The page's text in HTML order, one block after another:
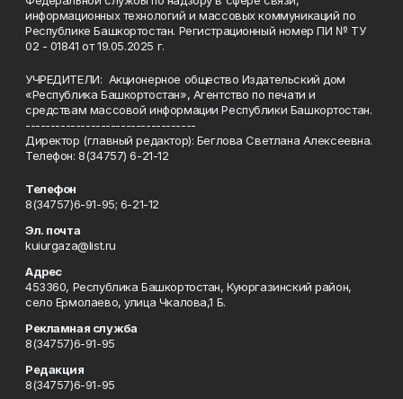
информационных технологий и массовых коммуникаций по
Республике Башкортостан. Регистрационный номер ПИ № ТУ
02 - 01841 от 19.05.2025 г.
УЧРЕДИТЕЛИ: Акционерное общество Издательский дом
«Республика Башкортостан», Агентство по печати и
средствам массовой информации Республики Башкортостан.
----------------------------------
Директор (главный редактор): Беглова Светлана Алексеевна.
Телефон: 8(34757) 6-21-12
Телефон
8(34757)6-91-95; 6-21-12
Эл. почта
kuiurgaza@list.ru
Адрес
453360, Республика Башкортостан, Куюргазинский район,
село Ермолаево, улица Чкалова,1 Б.
Рекламная служба
8(34757)6-91-95
Редакция
8(34757)6-91-95